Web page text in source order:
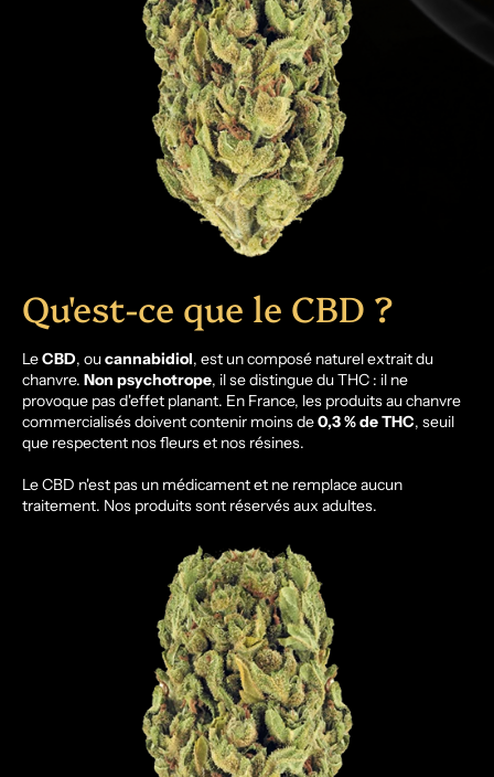
Qu'est-ce que le CBD ?
LeCBD, oucannabidiol, est un composé naturel extrait du
chanvre. Non psychotrope, il se distingue du THC : il ne
provoque pas d'effet planant. En France, les produits au chanvre
commercialisés doivent contenir moins de0,3 % de THC, seuil
que respectent nos fleurs et nos résines.
Le CBD n'est pas un médicament et ne remplace aucun
traitement. Nos produits sont réservés aux adultes.